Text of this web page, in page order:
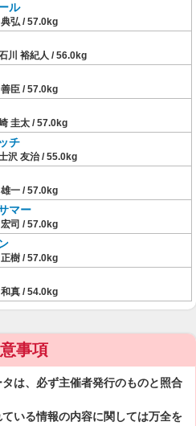
ル
弘 / 57.0kg
川 裕紀人 / 56.0kg
臣 / 57.0kg
圭太 / 57.0kg
チ
沢 友治 / 55.0kg
一 / 57.0kg
マー
司 / 57.0kg
樹 / 57.0kg
真 / 54.0kg
事項
は、必ず主催者発行のものと照合
いる情報の内容に関しては万全を